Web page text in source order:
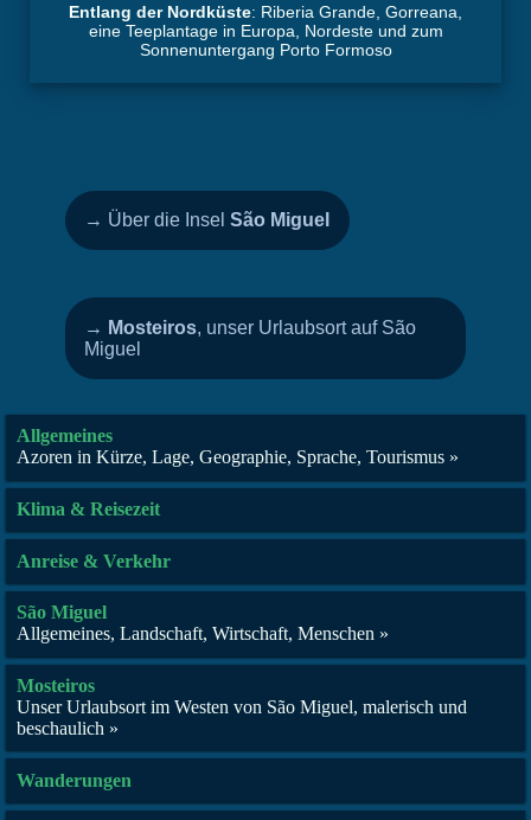
Entlang der Nordküste: Riberia Grande, Gorreana,
eine Teeplantage in Europa, Nordeste und zum
Sonnenuntergang Porto Formoso
→ Über die InselSão Miguel
→ Mosteiros, unser Urlaubsort auf São
Miguel
Allgemeines
Azoren in Kürze, Lage, Geographie, Sprache, Tourismus »
Klima & Reisezeit
Anreise & Verkehr
São Miguel
Allgemeines, Landschaft, Wirtschaft, Menschen »
Mosteiros
Unser Urlaubsort im Westen von São Miguel, malerisch und
beschaulich »
Wanderungen